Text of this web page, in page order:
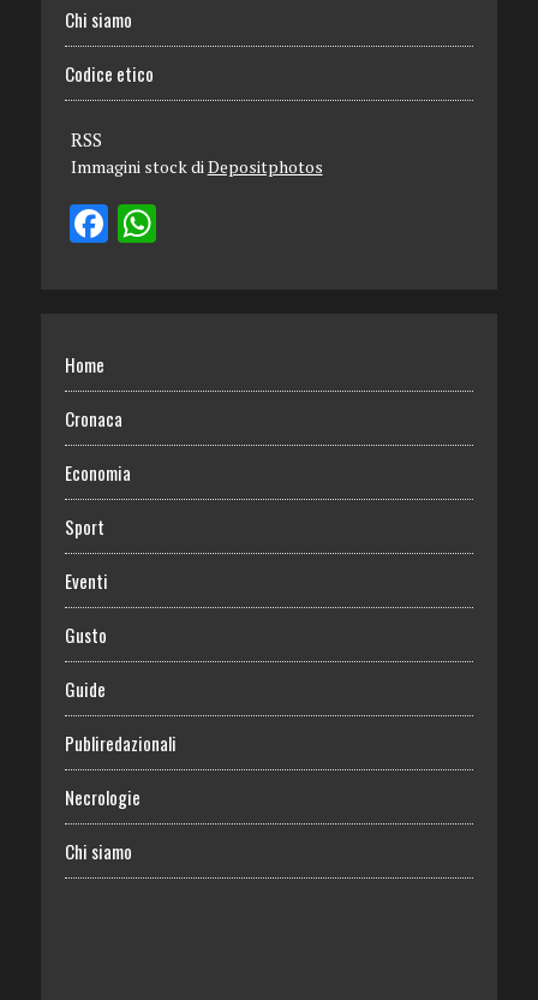
Chi siamo
Codice etico
RSS
Immagini stock diDepositphotos
Home
Cronaca
Economia
Sport
Eventi
Gusto
Guide
Publiredazionali
Necrologie
Chi siamo